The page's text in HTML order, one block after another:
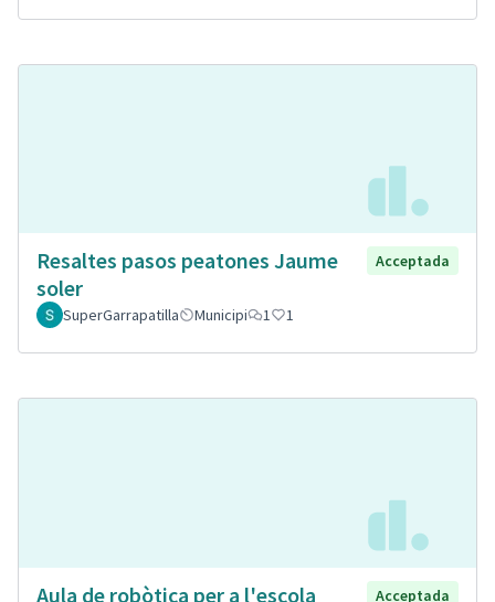
Resaltes pasos peatones Jaume
soler
Acceptada
SuperGarrapatilla Municipi 1 1
Aula de robòtica per a l'escola
Acceptada